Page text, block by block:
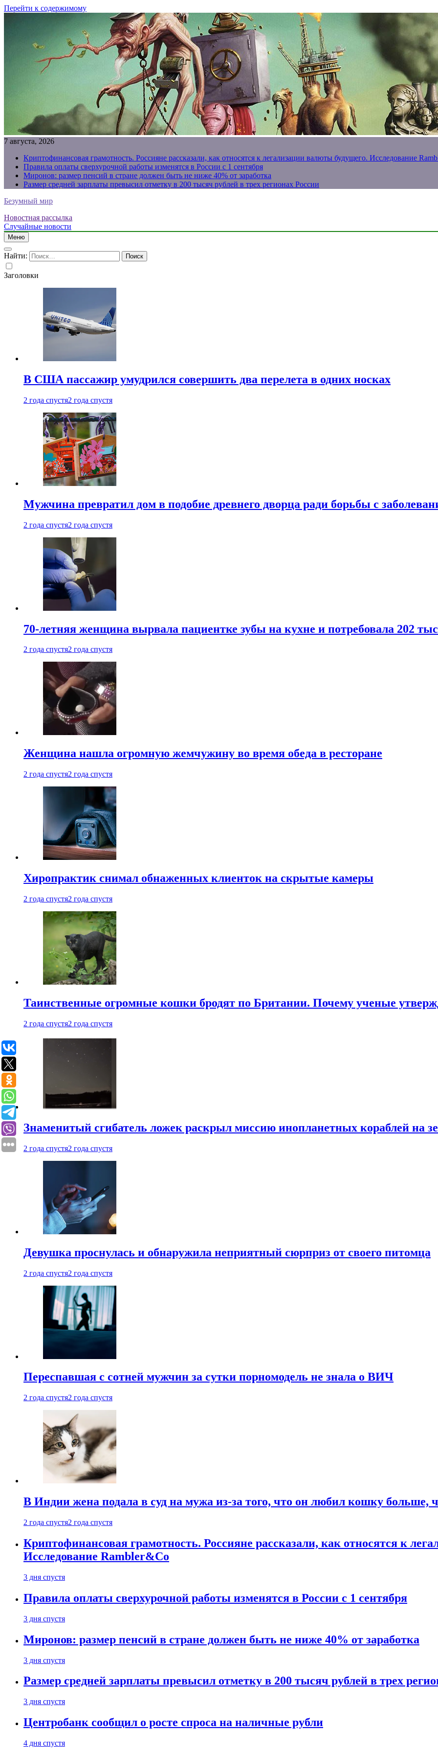
Перейти к содержимому
7 августа, 2026
Криптофинансовая грамотность. Россияне рассказали, как относятся к легализации валюты будущего. Исследование
Правила оплаты сверхурочной работы изменятся в России с 1 сентября
Миронов: размер пенсий в стране должен быть не ниже 40% от заработка
Размер средней зарплаты превысил отметку в 200 тысяч рублей в трех регионах России
Безумный мир
Новостная рассылка
Случайные новости
Меню
Найти:
Заголовки
В США пассажир умудрился совершить два перелета в одних носках
2 года спустя2 года спустя
Мужчина превратил дом в подобие древнего дворца ради борьбы с
2 года спустя2 года спустя
70-летняя женщина вырвала пациентке зубы на кухне и потребовала 202
2 года спустя2 года спустя
Женщина нашла огромную жемчужину во время обеда в ресторане
2 года спустя2 года спустя
Хиропрактик снимал обнаженных клиенток на скрытые камеры
2 года спустя2 года спустя
Таинственные огромные кошки бродят по Британии. Почему ученые
2 года спустя2 года спустя
Знаменитый сгибатель ложек раскрыл миссию инопланетных кораблей на
2 года спустя2 года спустя
Девушка проснулась и обнаружила неприятный сюрприз от своего питомца
2 года спустя2 года спустя
Переспавшая с сотней мужчин за сутки порномодель не знала о ВИЧ
2 года спустя2 года спустя
В Индии жена подала в суд на мужа из-за того, что он любил кошку больше,
2 года спустя2 года спустя
Криптофинансовая грамотность. Россияне рассказали, как относятся к
Исследование Rambler&Co
3 дня спустя
Правила оплаты сверхурочной работы изменятся в России с 1 сентября
3 дня спустя
Миронов: размер пенсий в стране должен быть не ниже 40% от заработка
3 дня спустя
Размер средней зарплаты превысил отметку в 200 тысяч рублей в трех
3 дня спустя
Центробанк сообщил о росте спроса на наличные рубли
4 дня спустя